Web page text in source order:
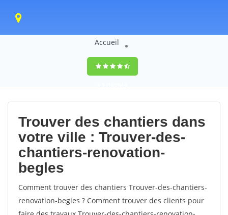
Accueil
9,5(100%)0
votes
Trouver des chantiers dans
votre ville : Trouver-des-
chantiers-renovation-
begles
Comment trouver des chantiers Trouver-des-chantiers-
renovation-begles ? Comment trouver des clients pour